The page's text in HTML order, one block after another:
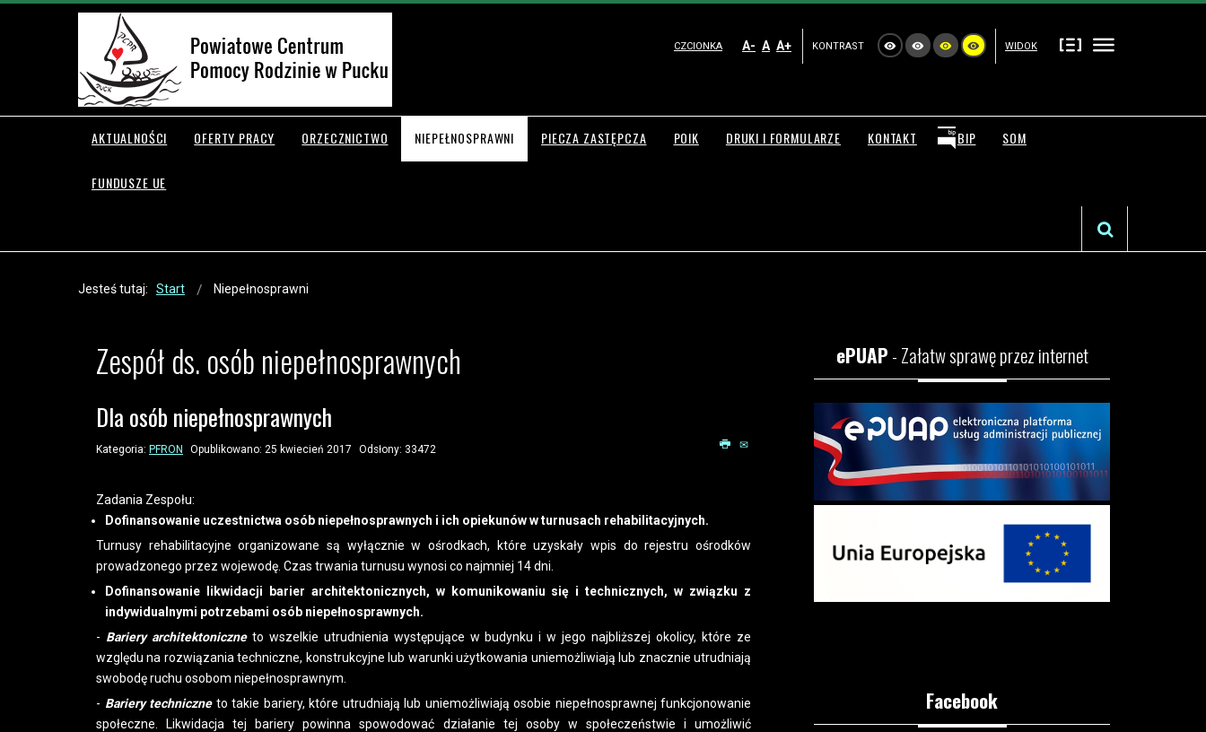
CZCIONKA A- A A+ KONTRAST WIDOK
AKTUALNOŚCI OFERTY PRACY ORZECZNICTWO NIEPEŁNOSPRAWNI PIECZA ZASTĘPCZA POIK DRUKI I FORMULARZE KONTAKT BIP SOM
FUNDUSZE UE
Jesteś tutaj: Start Niepełnosprawni
Zespół ds. osób niepełnosprawnych
Dla osób niepełnosprawnych
Kategoria: PFRON Opublikowano: 25 kwiecień 2017 Odsłony: 33472
Zadania Zespołu:
Dofinansowanie uczestnictwa osób niepełnosprawnych i ich opiekunów w turnusach rehabilitacyjnych.
Turnusy rehabilitacyjne organizowane są wyłącznie w ośrodkach, które uzyskały wpis do rejestru ośrodków
prowadzonego przez wojewodę. Czas trwania turnusu wynosi co najmniej 14 dni.
Dofinansowanie likwidacji barier architektonicznych, w komunikowaniu się i technicznych, w związku z
indywidualnymi potrzebami osób niepełnosprawnych.
- Bariery architektoniczneto wszelkie utrudnienia występujące w budynku i w jego najbliższej okolicy, które ze
względu na rozwiązania techniczne, konstrukcyjne lub warunki użytkowania uniemożliwiają lub znacznie utrudniają
swobodę ruchu osobom niepełnosprawnym.
- Bariery techniczne to takie bariery, które utrudniają lub uniemożliwiają osobie niepełnosprawnej funkcjonowanie
społeczne. Likwidacja tej bariery powinna spowodować działanie tej osoby w społeczeństwie i umożliwić
ePUAP- Załatw sprawę przez internet
Facebook